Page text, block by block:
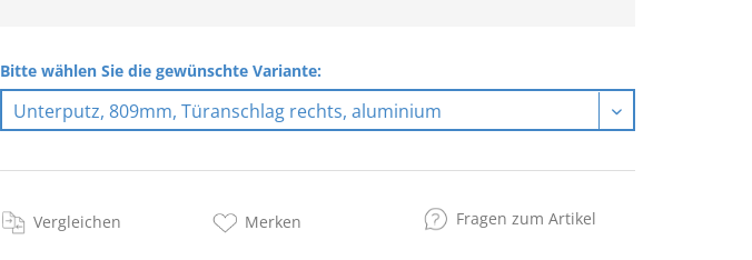
Bitte wählen Sie die gewünschte Variante:
Vergleichen Merken Fragen zum Artikel